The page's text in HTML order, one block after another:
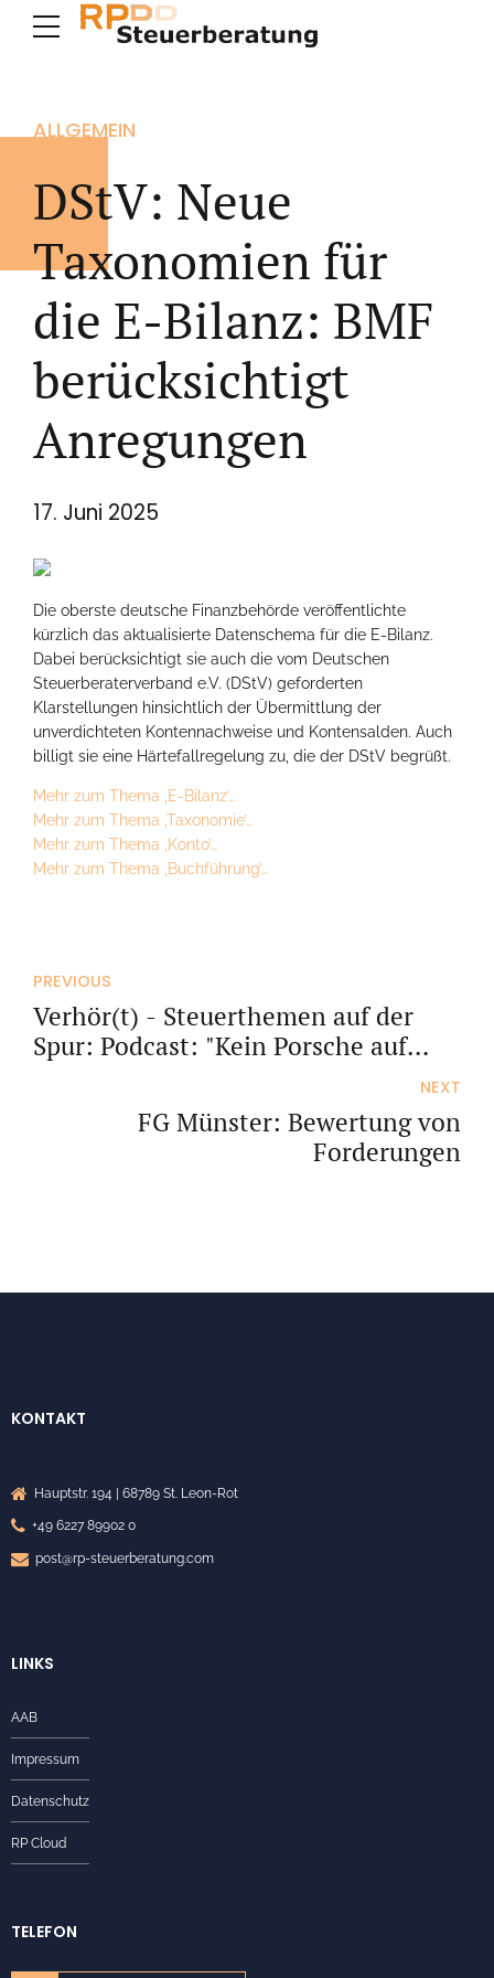
ALLGEMEIN
DStV: Neue
Taxonomien für
die E-Bilanz: BMF
berücksichtigt
Anregungen
17. Juni 2025
Die oberste deutsche Finanzbehörde veröffentlichte
kürzlich das aktualisierte Datenschema für die E-Bilanz.
Dabei berücksichtigt sie auch die vom Deutschen
Steuerberaterverband e.V. (DStV) geforderten
Klarstellungen hinsichtlich der Übermittlung der
unverdichteten Kontennachweise und Kontensalden. Auch
billigt sie eine Härtefallregelung zu, die der DStV begrüßt.
Mehr zum Thema ‚E-Bilanz’…
Mehr zum Thema ‚Taxonomie’…
Mehr zum Thema ‚Konto’…
Mehr zum Thema ‚Buchführung’…
PREVIOUS
Verhör(t) - Steuerthemen auf der
Spur: Podcast: "Kein Porsche auf
NEXT
FG Münster: Bewertung von
Forderungen
KONTAKT
Hauptstr. 194 | 68789 St. Leon-Rot
+49 6227 89902 0
post@rp-steuerberatung.com
LINKS
AAB
Impressum
Datenschutz
RP Cloud
TELEFON